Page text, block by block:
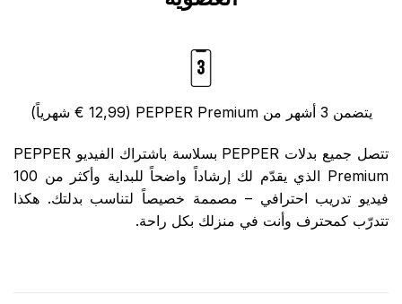
يتضمن 3 أشهر من PEPPER Premium (12,99 € شهرياً)
تتصل جميع بدلات PEPPER بسلاسة باشتراك الفيديو PEPPER
Premium الذي يقدّم لك إرشاداً واضحاً للبداية وأكثر من 100
فيديو تدريب احترافي – مصممة خصيصاً لتناسب بدلتك. هكذا
تتدرّب كمحترف وأنت في منزلك بكل راحة.